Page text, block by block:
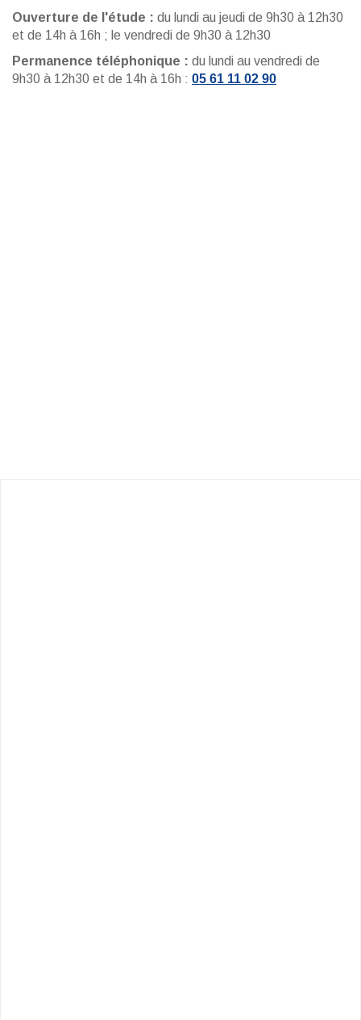
Ouverture de l'étude : du lundi au jeudi de 9h30 à 12h30
et de 14h à 16h ; le vendredi de 9h30 à 12h30
Permanence téléphonique : du lundi au vendredi de
9h30 à 12h30 et de 14h à 16h : 05 61 11 02 90